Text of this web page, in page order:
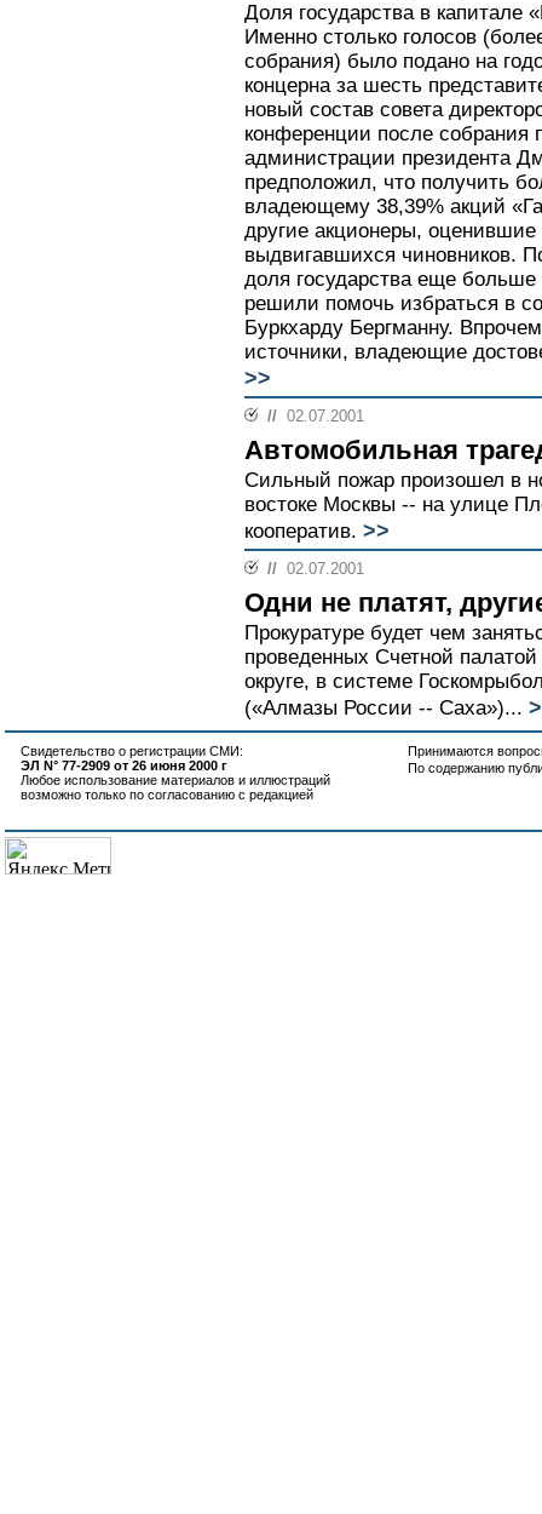
Доля государства в капитале
Именно столько голосов
собрания) было подано на
концерна за шесть
новый состав совета
конференции после собрания
администрации президента
предположил, что получить
владеющему 38,39% акций
другие акционеры, оценившие
выдвигавшихся чиновников.
доля государства еще
решили помочь избраться в
Буркхарду Бергманну.
источники, владеющие
>>
// 02.07.2001
Автомобильная
Сильный пожар произошел в
востоке Москвы -- на улице
кооператив. >>
// 02.07.2001
Одни не платят,
Прокуратуре будет чем
проведенных Счетной
округе, в системе
(«Алмазы России -- Саха»)...
Свидетельство о регистрации СМИ:
ЭЛ N° 77-2909 от 26 июня 2000 г
Любое использование материалов и иллюстраций
возможно только по согласованию с редакцией
Принимаются
По содержанию